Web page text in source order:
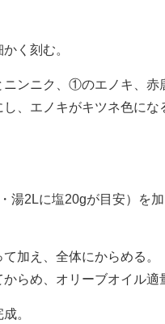
く刻む。
ンニク、①のエノキ、赤
、エノキがキツネ色に
湯2Lに塩20gが目安）を
加え、全体にからめる。
らめ、オリーブオイル適
。